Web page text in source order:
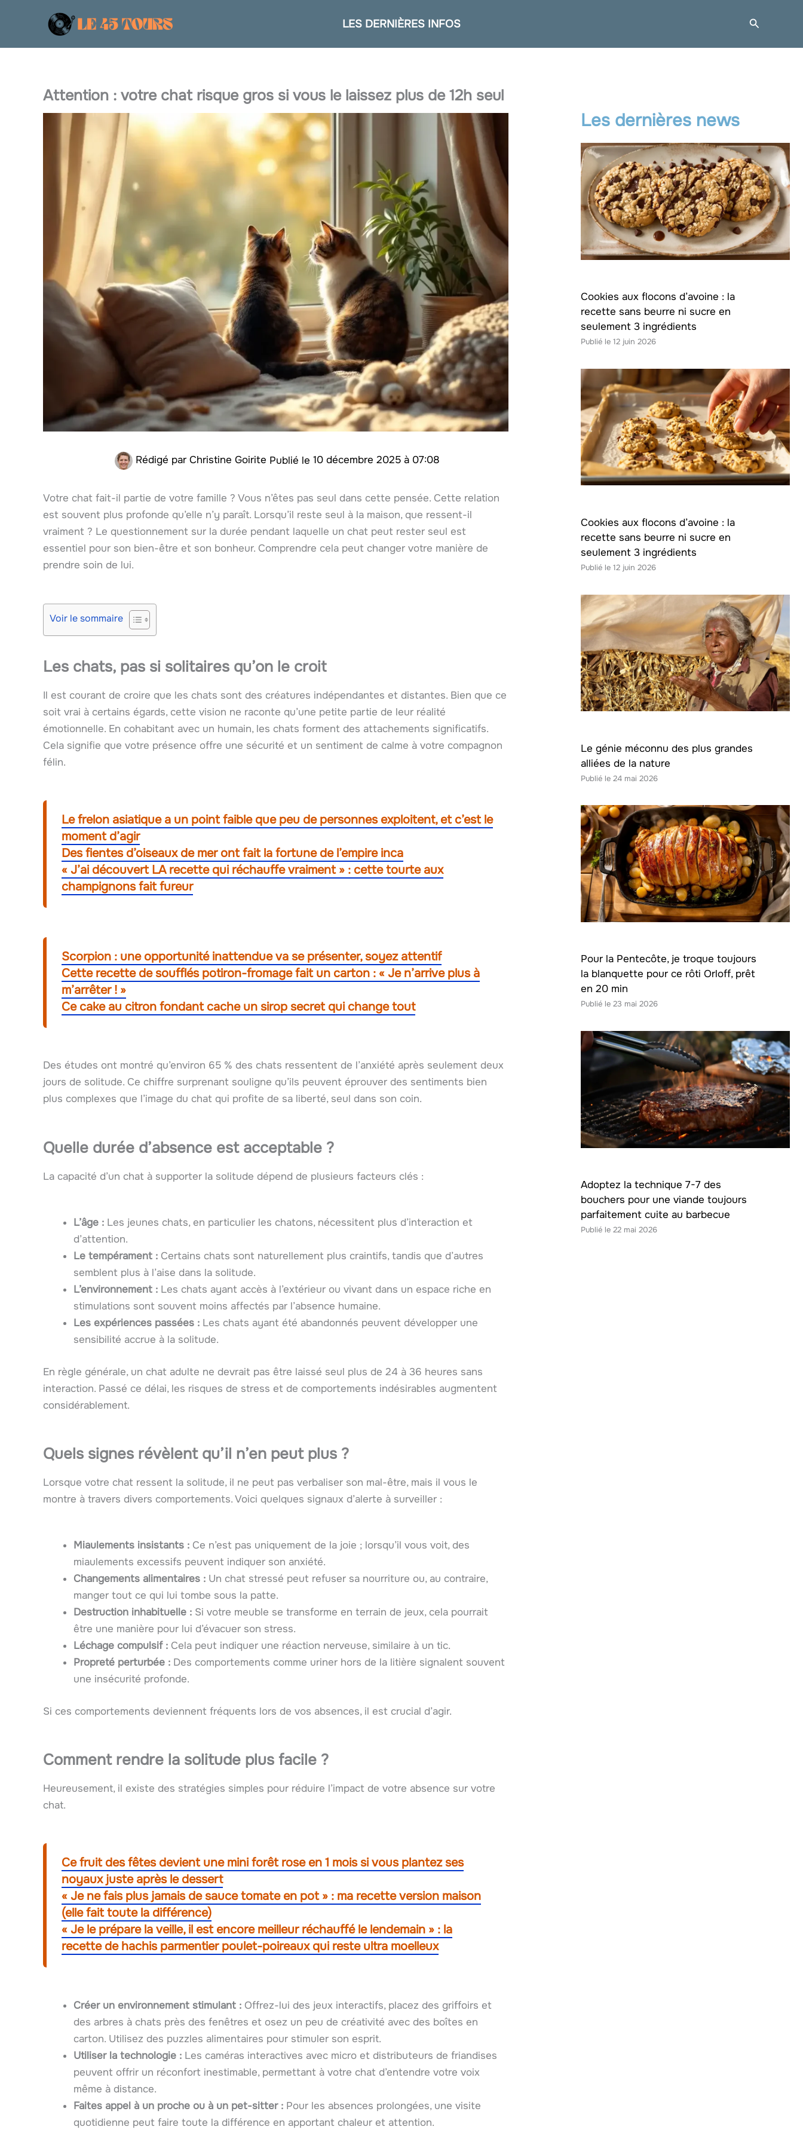
LES DERNIÈRES INFOS
Attention : votre chat risque gros si vous le laissez plus de 12h seul
Rédigé par Christine Goirite 10 décembre 2025 à 07:08
Votre chat fait-il partie de votre famille ? Vous n’êtes pas seul dans cette pensée. Cette relation
est souvent plus profonde qu’elle n’y paraît. Lorsqu’il reste seul à la maison, que ressent-il
vraiment ? Le questionnement sur la durée pendant laquelle un chat peut rester seul est
essentiel pour son bien-être et son bonheur. Comprendre cela peut changer votre manière de
prendre soin de lui.
Voir le sommaire
Les chats, pas si solitaires qu’on le croit
Il est courant de croire que les chats sont des créatures indépendantes et distantes. Bien que ce
soit vrai à certains égards, cette vision ne raconte qu’une petite partie de leur réalité
émotionnelle. En cohabitant avec un humain, les chats forment des attachements significatifs.
Cela signifie que votre présence offre une sécurité et un sentiment de calme à votre compagnon
félin.
Le frelon asiatique a un point faible que peu de personnes exploitent, et c’est le
moment d’agir
Des fientes d’oiseaux de mer ont fait la fortune de l’empire inca
« J’ai découvert LA recette qui réchauffe vraiment » : cette tourte aux
champignons fait fureur
Scorpion : une opportunité inattendue va se présenter, soyez attentif
Cette recette de soufflés potiron-fromage fait un carton : « Je n’arrive plus à
m’arrêter ! »
Ce cake au citron fondant cache un sirop secret qui change tout
Des études ont montré qu’environ 65 % des chats ressentent de l’anxiété après seulement deux
jours de solitude. Ce chiffre surprenant souligne qu’ils peuvent éprouver des sentiments bien
plus complexes que l’image du chat qui profite de sa liberté, seul dans son coin.
Quelle durée d’absence est acceptable ?
La capacité d’un chat à supporter la solitude dépend de plusieurs facteurs clés :
L’âge : Les jeunes chats, en particulier les chatons, nécessitent plus d’interaction et
d’attention.
Le tempérament : Certains chats sont naturellement plus craintifs, tandis que d’autres
semblent plus à l’aise dans la solitude.
L’environnement : Les chats ayant accès à l’extérieur ou vivant dans un espace riche en
stimulations sont souvent moins affectés par l’absence humaine.
Les expériences passées : Les chats ayant été abandonnés peuvent développer une
sensibilité accrue à la solitude.
En règle générale, un chat adulte ne devrait pas être laissé seul plus de 24 à 36 heures sans
interaction. Passé ce délai, les risques de stress et de comportements indésirables augmentent
considérablement.
Quels signes révèlent qu’il n’en peut plus ?
Lorsque votre chat ressent la solitude, il ne peut pas verbaliser son mal-être, mais il vous le
montre à travers divers comportements. Voici quelques signaux d’alerte à surveiller :
Miaulements insistants : Ce n’est pas uniquement de la joie ; lorsqu’il vous voit, des
miaulements excessifs peuvent indiquer son anxiété.
Changements alimentaires : Un chat stressé peut refuser sa nourriture ou, au contraire,
manger tout ce qui lui tombe sous la patte.
Destruction inhabituelle : Si votre meuble se transforme en terrain de jeux, cela pourrait
être une manière pour lui d’évacuer son stress.
Léchage compulsif : Cela peut indiquer une réaction nerveuse, similaire à un tic.
Propreté perturbée : Des comportements comme uriner hors de la litière signalent souvent
une insécurité profonde.
Si ces comportements deviennent fréquents lors de vos absences, il est crucial d’agir.
Comment rendre la solitude plus facile ?
Heureusement, il existe des stratégies simples pour réduire l’impact de votre absence sur votre
chat.
Ce fruit des fêtes devient une mini forêt rose en 1 mois si vous plantez ses
noyaux juste après le dessert
« Je ne fais plus jamais de sauce tomate en pot » : ma recette version maison
(elle fait toute la différence)
« Je le prépare la veille, il est encore meilleur réchauffé le lendemain » : la
recette de hachis parmentier poulet-poireaux qui reste ultra moelleux
Créer un environnement stimulant : Offrez-lui des jeux interactifs, placez des griffoirs et
des arbres à chats près des fenêtres et osez un peu de créativité avec des boîtes en
carton. Utilisez des puzzles alimentaires pour stimuler son esprit.
Utiliser la technologie : Les caméras interactives avec micro et distributeurs de friandises
peuvent offrir un réconfort inestimable, permettant à votre chat d’entendre votre voix
même à distance.
Faites appel à un proche ou à un pet-sitter : Pour les absences prolongées, une visite
quotidienne peut faire toute la différence en apportant chaleur et attention.
Les dernières news
Cookies aux flocons d’avoine : la
recette sans beurre ni sucre en
seulement 3 ingrédients
12 juin 2026
Cookies aux flocons d’avoine : la
recette sans beurre ni sucre en
seulement 3 ingrédients
12 juin 2026
Le génie méconnu des plus grandes
alliées de la nature
24 mai 2026
Pour la Pentecôte, je troque toujours
la blanquette pour ce rôti Orloff, prêt
en 20 min
23 mai 2026
Adoptez la technique 7-7 des
bouchers pour une viande toujours
parfaitement cuite au barbecue
22 mai 2026